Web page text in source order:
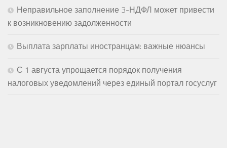
Неправильное заполнение 3-НДФЛ может привести
к возникновению задолженности
Выплата зарплаты иностранцам: важные нюансы
С 1 августа упрощается порядок получения
налоговых уведомлений через единый портал госуслуг